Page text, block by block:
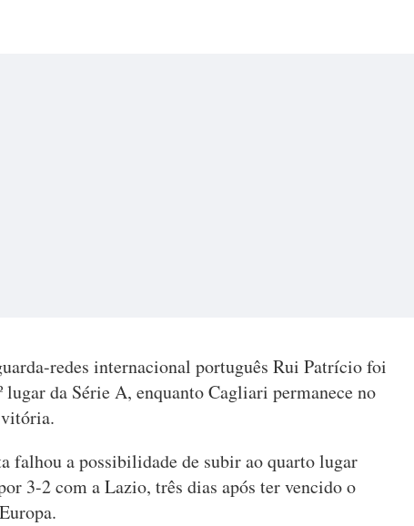
redes internacional português Rui Patrício foi
lugar da Série A, enquanto Cagliari permanece no
falhou a possibilidade de subir ao quarto lugar
3-2 com a Lazio, três dias após ter vencido o